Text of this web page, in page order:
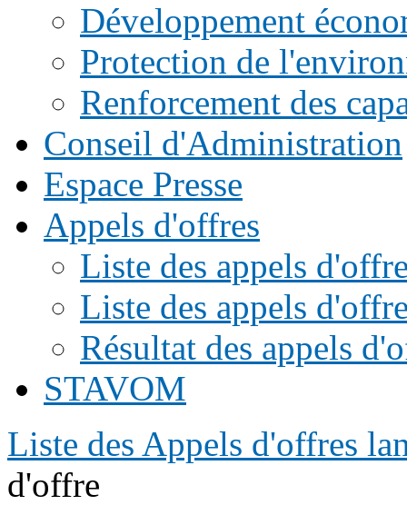
Développement
Protection de
Renforcement des
Conseil d'Administration
Espace Presse
Appels d'offres
Liste des appels
Liste des appels
Résultat des appels
STAVOM
Liste des Appels d'offres
d'offre